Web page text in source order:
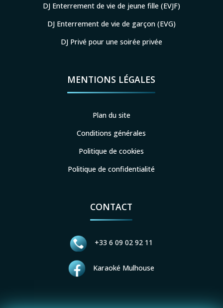
DJ Enterrement de vie de jeune fille (EVJF)
DJ Enterrement de vie de garçon (EVG)
DJ Privé pour une soirée privée
MENTIONS LÉGALES
Plan du site
Conditions générales
Politique de cookies
Politique de confidentialité
CONTACT
+33 6 09 02 92 11
Karaoké Mulhouse